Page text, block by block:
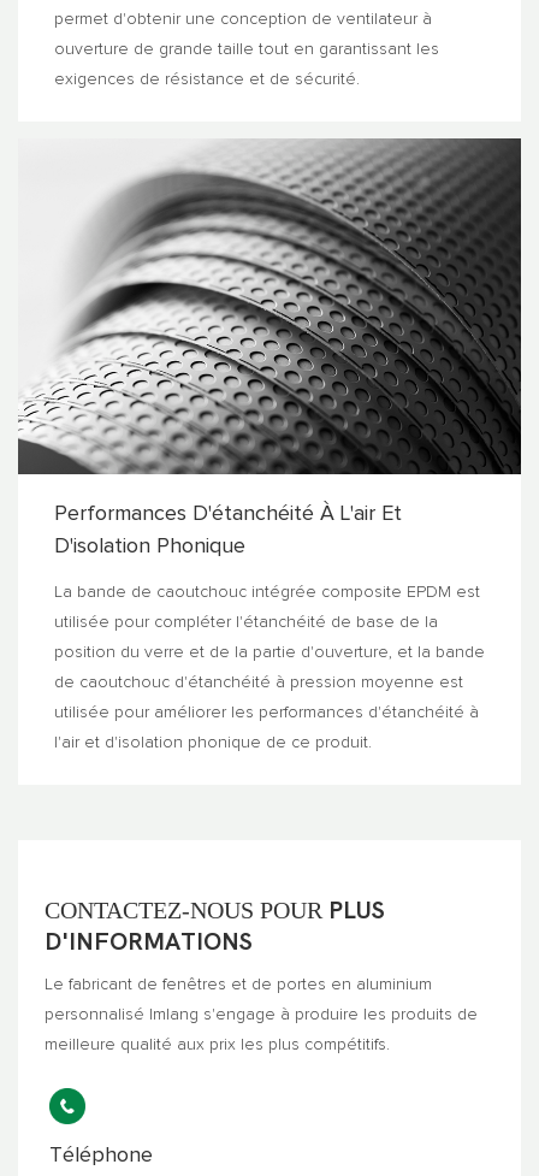
permet d'obtenir une conception de ventilateur à
ouverture de grande taille tout en garantissant les
exigences de résistance et de sécurité.
Performances D'étanchéité À L'air Et
D'isolation Phonique
La bande de caoutchouc intégrée composite EPDM est
utilisée pour compléter l'étanchéité de base de la
position du verre et de la partie d'ouverture, et la bande
de caoutchouc d'étanchéité à pression moyenne est
utilisée pour améliorer les performances d'étanchéité à
l'air et d'isolation phonique de ce produit.
CONTACTEZ-NOUS POUR PLUS
D'INFORMATIONS
Le fabricant de fenêtres et de portes en aluminium
personnalisé Imlang s'engage à produire les produits de
meilleure qualité aux prix les plus compétitifs.
Téléphone